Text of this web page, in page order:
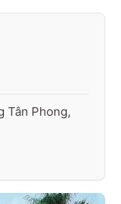
Tân Phong,